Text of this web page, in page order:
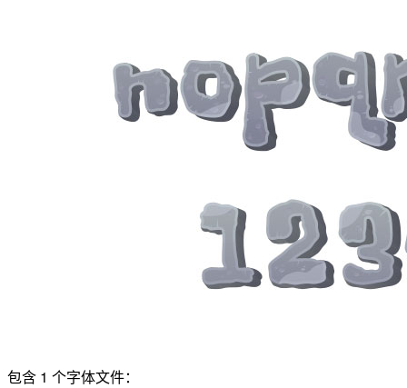
包含 1 个字体文件：